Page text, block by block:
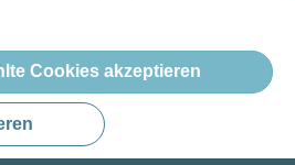
Cookies akzeptieren